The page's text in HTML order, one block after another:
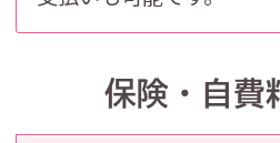
保険・自費